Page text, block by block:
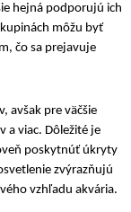
hejná podporujú ich
môžu byť
čo sa prejavuje
avšak pre väčšie
a viac. Dôležité je
poskytnúť úkryty
zvýrazňujú
vzhľadu akvária.